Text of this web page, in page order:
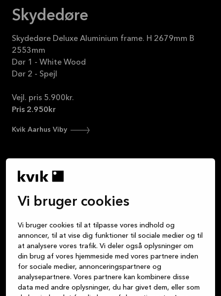
Vi bruger cookies
Vi bruger cookies til at tilpasse vores indhold og
annoncer, til at vise dig funktioner til sociale medier og til
at analysere vores trafik. Vi deler også oplysninger om
din brug af vores hjemmeside med vores partnere inden
for sociale medier, annonceringspartnere og
analysepartnere. Vores partnere kan kombinere disse
data med andre oplysninger, du har givet dem, eller som
Skydedøre
Skydedøre Deluxe Aluminium frame. H 2679mm B
2553mm
Dør 1 - White Wood
Dør 2 - Spejl
Vejl. pris 5.900kr.
Pris 2.950kr
Kvik Aarhus Viby
Vi mener, at det at købe et køkken skal være lige så
køkkenet. Alle de dejlige måltider, de sene samtaler
med venner over et glas vin, lektierne, som børnene
laver ved bordet, hyggelige kortspil – køkkenet er
midtpunktet i dit liv. Og uanset om du er på udkig
efter køkken, badeværelse eller garderobe, kan du
være sikker på, at vi leverer smukke danske